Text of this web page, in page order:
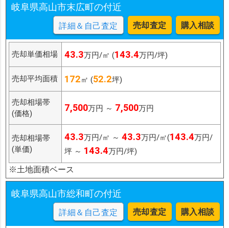
岐阜県高山市末広町の付近
詳細＆自己査定 売却査定 購入相談
売却単価相場 43.3万円/㎡ (143.4万円/坪)
売却平均面積 172㎡ (52.2坪)
売却相場帯
(価格)
7,500万円 ～ 7,500万円
売却相場帯
(単価)
43.3万円/㎡ ～ 43.3万円/㎡(143.4万円/
坪 ～ 143.4万円/坪)
※土地面積ベース
岐阜県高山市総和町の付近
詳細＆自己査定 売却査定 購入相談